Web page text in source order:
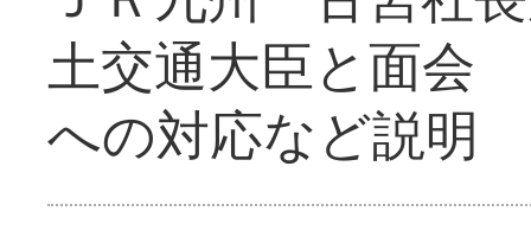
土交通大臣と面会
への対応など説明